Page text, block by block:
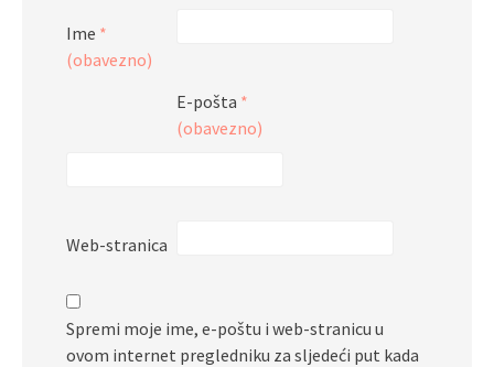
Ime *
(obavezno)
E-pošta *
(obavezno)
Web-stranica
Spremi moje ime, e-poštu i web-stranicu u
ovom internet pregledniku za sljedeći put kada